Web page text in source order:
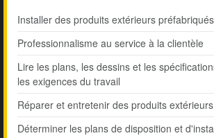
Installer des produits extérieurs préfabriqués
Professionnalisme au service à la clientèle
Lire les plans, les dessins et les
les exigences du travail
Réparer et entretenir des produits
Déterminer les plans de disposition et